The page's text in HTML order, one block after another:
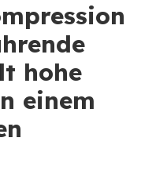
hohe
einem